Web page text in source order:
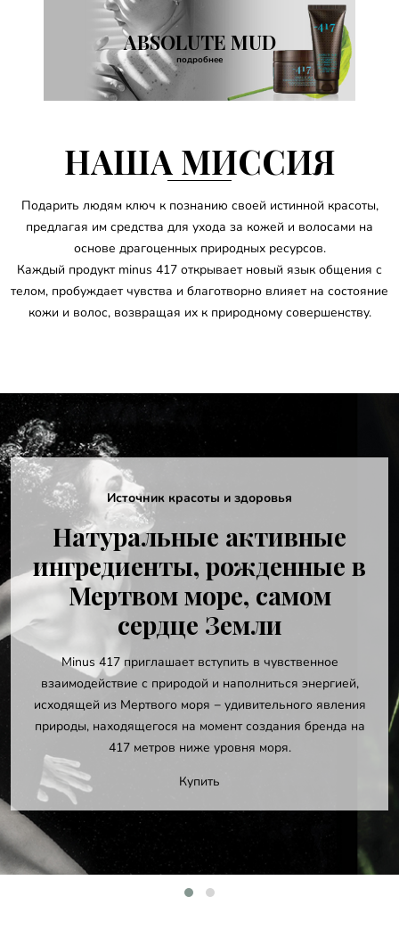
ABSOLUTE MUD
подробнее
НАША МИССИЯ
Подарить людям ключ к познанию своей истинной красоты,
предлагая им средства для ухода за кожей и волосами на
основе драгоценных природных ресурсов.
Каждый продукт minus 417 открывает новый язык общения с
телом, пробуждает чувства и благотворно влияет на состояние
кожи и волос, возвращая их к природному совершенству.
в
энергией,
явления
бренда на
417 – это Союз
Научных
вдохновленный
Искусству и
Грязи, соли и минералы Мертвого моря,
растительные экстракты – формулы
драгоценных природных ресурсов